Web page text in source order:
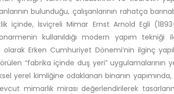
bulunduğu, çalışanlarının rahatça
içinde, İsviçreli Mimar Ernst Arnold Egli
kullanıldığı modern yapım
Erken Cumhuriyet Dönemi’nin ilginç
“fabrika içinde duş yeri” uygulamalarının
yerel kimliğine odaklanan binanın
mimarlık mirası değerlendirilerek